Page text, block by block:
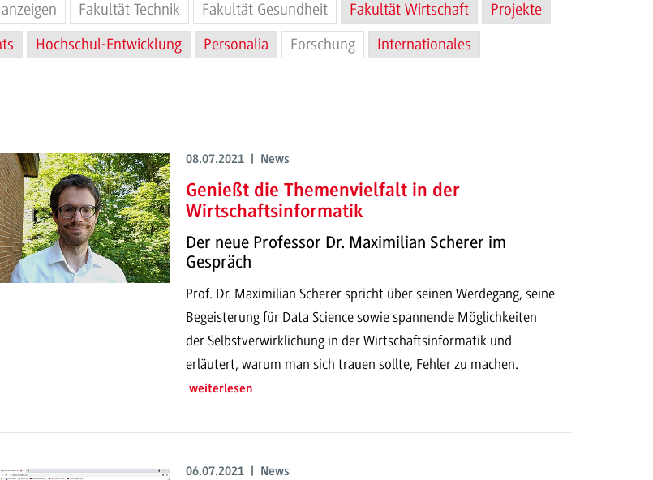
Fakultät Technik Fakultät Gesundheit Fakultät Wirtschaft
Projekte
Hochschul-Entwicklung Personalia Forschung Internationales
08.07.2021 | News
Genießt die Themenvielfalt in der
Wirtschaftsinformatik
Der neue Professor Dr. Maximilian Scherer im
Gespräch
Prof. Dr. Maximilian Scherer spricht über seinen Werdegang, seine
Begeisterung für Data Science sowie spannende Möglichkeiten
der Selbstverwirklichung in der Wirtschaftsinformatik und
erläutert, warum man sich trauen sollte, Fehler zu machen.
weiterlesen
06.07.2021 | News